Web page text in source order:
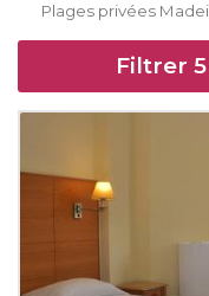
Plages privées
Filtrer 5